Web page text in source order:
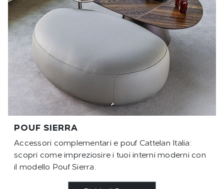
POUF SIERRA
Accessori complementari e pouf Cattelan Italia:
scopri come impreziosire i tuoi interni moderni con
il modello Pouf Sierra.